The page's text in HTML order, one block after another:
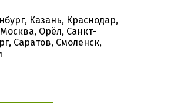
Казань, Краснодар,
Орёл, Санкт-
Саратов, Смоленск,